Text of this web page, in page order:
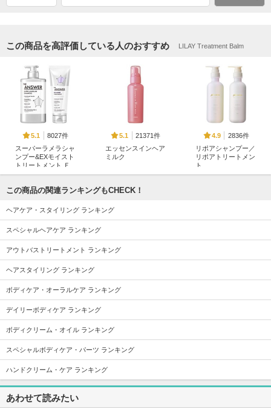
この商品を高評価している人のおすすめ LILAY Treatment Balm
5.1
8027件
スーパーラメラシャ
ンプー&EXモイスト
トリートメント Ｆ
ＯＲ ＤＡＩＬＹ Ｄ
THE ANSWER
5.1
21371件
エッセンスインヘア
ミルク
4.9
2836件
リポアシャンプー／
リポアトリートメン
ト
5.2
1455件
ーパーハード
plus eau（プリュスオ
レンズ SPA＋
3096件
ヘッドスクラブ リ
この商品の関連ランキングもCHECK！
ヘアケア・スタイリング ランキング
スペシャルヘアケア ランキング
アウトバストリートメント ランキング
ヘアスタイリング ランキング
ボディケア・オーラルケア ランキング
デイリーボディケア ランキング
ボディクリーム・オイル ランキング
スペシャルボディケア・パーツ ランキング
ハンドクリーム・ケア ランキング
あわせて読みたい